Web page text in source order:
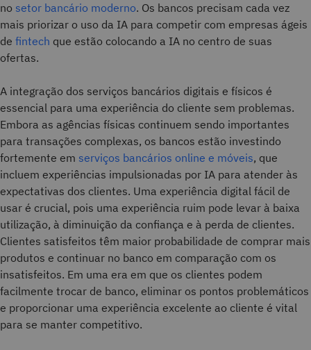
no setor bancário moderno. Os bancos precisam cada vez
mais priorizar o uso da IA para competir com empresas ágeis
de fintech que estão colocando a IA no centro de suas
ofertas.
A integração dos serviços bancários digitais e físicos é
essencial para uma experiência do cliente sem problemas.
Embora as agências físicas continuem sendo importantes
para transações complexas, os bancos estão investindo
fortemente em serviços bancários online e móveis, que
incluem experiências impulsionadas por IA para atender às
expectativas dos clientes. Uma experiência digital fácil de
usar é crucial, pois uma experiência ruim pode levar à baixa
utilização, à diminuição da confiança e à perda de clientes.
Clientes satisfeitos têm maior probabilidade de comprar mais
produtos e continuar no banco em comparação com os
insatisfeitos. Em uma era em que os clientes podem
facilmente trocar de banco, eliminar os pontos problemáticos
e proporcionar uma experiência excelente ao cliente é vital
para se manter competitivo.